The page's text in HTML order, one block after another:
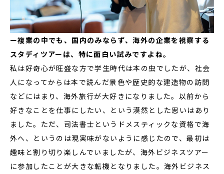
ー複業の中でも、国内のみならず、海外の企業を視察する
スタディツアーは、特に面白い試みですよね。
私は好奇心が旺盛な方で学生時代は本の虫でしたが、社会
人になってからは本で読んだ景色や歴史的な建造物の訪問
などにはまり、海外旅行が大好きになりました。以前から
好きなことを仕事にしたい、という漠然とした思いはあり
ました。ただ、司法書士というドメスティックな資格で海
外へ、というのは現実味がないように感じたので、最初は
趣味と割り切り楽しんでいましたが、海外ビジネスツアー
に参加したことが大きな転機となりました。海外ビジネス